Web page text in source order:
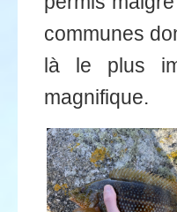
communes
là le plus
magnifique.